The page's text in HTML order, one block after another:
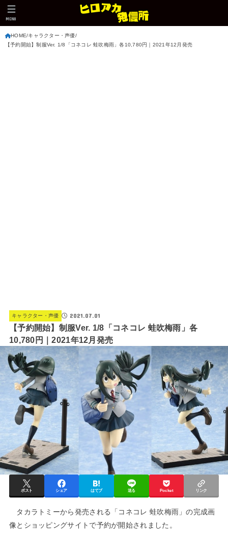
MENU
HOME キャラクター・声優
【予約開始】制服Ver. 1/8「コネコレ 蛙吹梅雨」各10,780円｜2021年12月発売
キャラクター・声優 2021.07.01
【予約開始】制服Ver. 1/8「コネコレ 蛙吹梅雨」各
10,780円｜2021年12月発売
ポスト シェア はてブ 送る Pocket リンク
タカラトミーから発売される「コネコレ 蛙吹梅雨」の完成画
像とショッピングサイトで予約が開始されました。